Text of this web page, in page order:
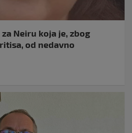
Neiru koja je, zbog
od nedavno